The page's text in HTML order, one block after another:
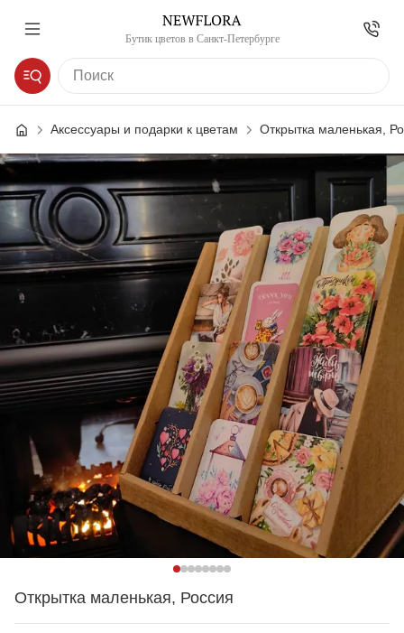
Бутик цветов в Санкт-Петербурге
Аксессуары и подарки к цветам Открытка маленькая,
Открытка маленькая, Россия